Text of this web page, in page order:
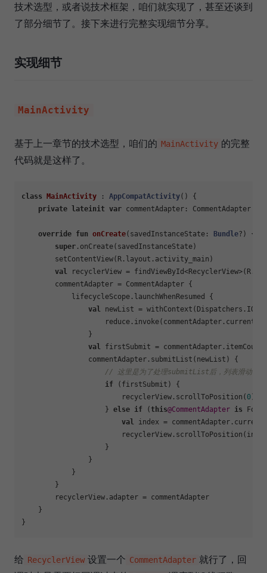
技术选型，或者说技术框架，咱们就实现了，甚至还谈到
了部分细节了。接下来进行完整实现细节分享。
实现细节
MainActivity
基于上一章节的技术选型，咱们的 MainActivity 的完整
代码就是这样了。
class MainActivity : AppCompatActivity() {
private
lateinit var commentAdapter: CommentAdapter
override fun onCreate(savedInstanceState: Bundle?)
{
super .onCreate(savedInstanceState)
        setContentView(R.layout.activity_main)
val recyclerView =
        commentAdapter = CommentAdapter {
            lifecycleScope.launchWhenResumed {
val newList = withContext(Dispatchers.IO) {
                }
val firstSubmit =
                commentAdapter.submitList(newList) {
// 这里是为了处理submitList后，列表滑动位置
if (firstSubmit) {
                        recyclerView.scrollToPosition(
0
                    }
else if (this@CommentAdapter is
val index =
                    }
                }
            }
        }
        recyclerView.adapter = commentAdapter
    }
给 RecyclerView 设置一个 CommentAdapter 就行了，回